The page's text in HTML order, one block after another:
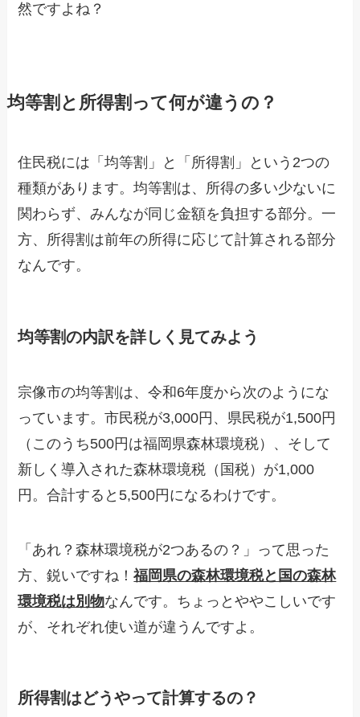
然ですよね？
均等割と所得割って何が違うの？
住民税には「均等割」と「所得割」という2つの
種類があります。均等割は、所得の多い少ないに
関わらず、みんなが同じ金額を負担する部分。一
方、所得割は前年の所得に応じて計算される部分
なんです。
均等割の内訳を詳しく見てみよう
宗像市の均等割は、令和6年度から次のようにな
っています。市民税が3,000円、県民税が1,500円
（このうち500円は福岡県森林環境税）、そして
新しく導入された森林環境税（国税）が1,000
円。合計すると5,500円になるわけです。
「あれ？森林環境税が2つあるの？」って思った
方、鋭いですね！福岡県の森林環境税と国の森林
環境税は別物なんです。ちょっとややこしいです
が、それぞれ使い道が違うんですよ。
所得割はどうやって計算するの？